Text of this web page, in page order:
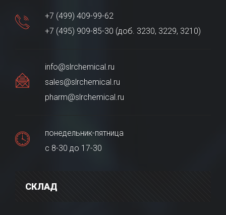
+7 (499) 409-99-62
+7 (495) 909-85-30 (доб. 3230, 3229, 3210)
info@slrchemical.ru
sales@slrchemical.ru
pharm@slrchemical.ru
понедельник-пятница
с 8-30 до 17-30
СКЛАД